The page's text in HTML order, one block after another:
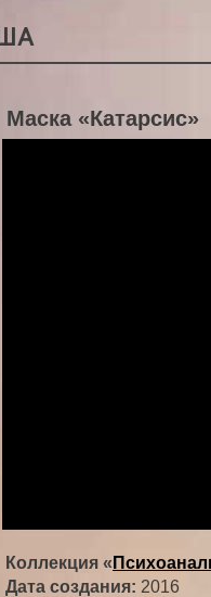
Маска «Катарсис»
Коллекция «
Дата создания: 2016